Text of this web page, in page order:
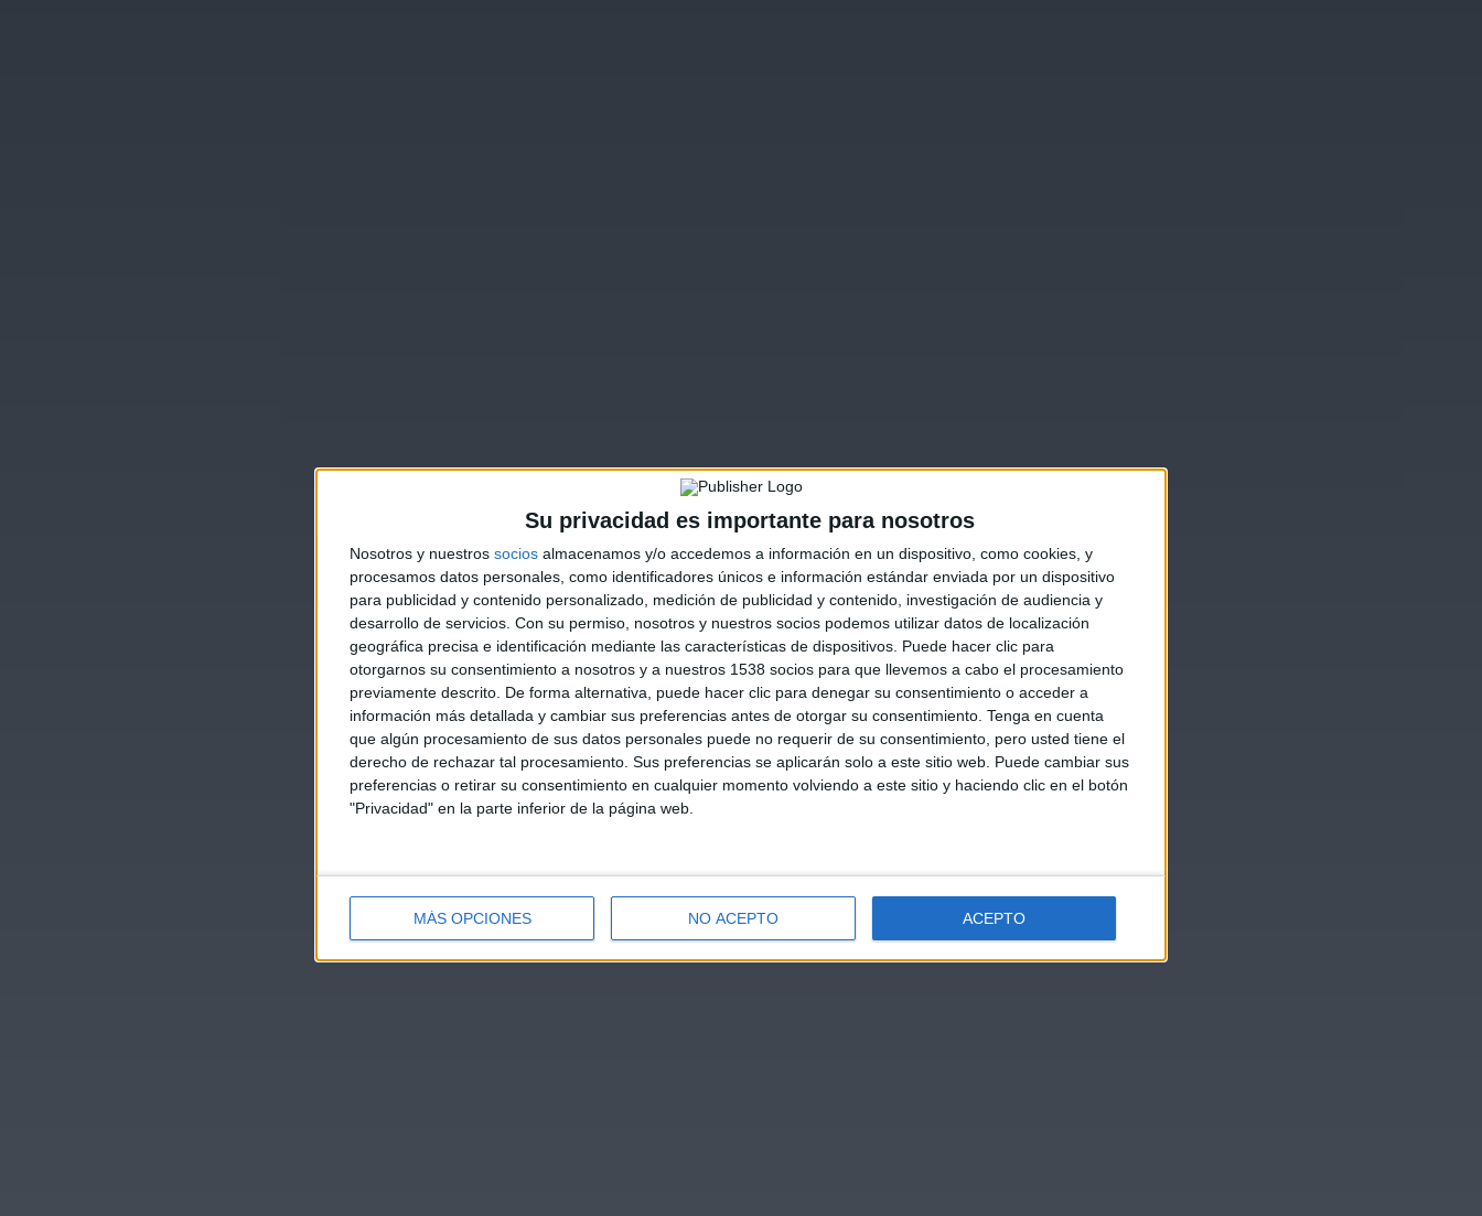
Su privacidad es importante para nosotros
Nosotros y nuestros socios almacenamos y/o accedemos a información en un dispositivo, como cookies, y
procesamos datos personales, como identificadores únicos e información estándar enviada por un dispositivo
para publicidad y contenido personalizado, medición de publicidad y contenido, investigación de audiencia y
desarrollo de servicios. Con su permiso, nosotros y nuestros socios podemos utilizar datos de localización
geográfica precisa e identificación mediante las características de dispositivos. Puede hacer clic para
otorgarnos su consentimiento a nosotros y a nuestros 1538 socios para que llevemos a cabo el procesamiento
previamente descrito. De forma alternativa, puede hacer clic para denegar su consentimiento o acceder a
información más detallada y cambiar sus preferencias antes de otorgar su consentimiento. Tenga en cuenta
que algún procesamiento de sus datos personales puede no requerir de su consentimiento, pero usted tiene el
derecho de rechazar tal procesamiento. Sus preferencias se aplicarán solo a este sitio web. Puede cambiar sus
preferencias o retirar su consentimiento en cualquier momento volviendo a este sitio y haciendo clic en el botón
"Privacidad" en la parte inferior de la página web.
MÁS OPCIONES NO ACEPTO ACEPTO